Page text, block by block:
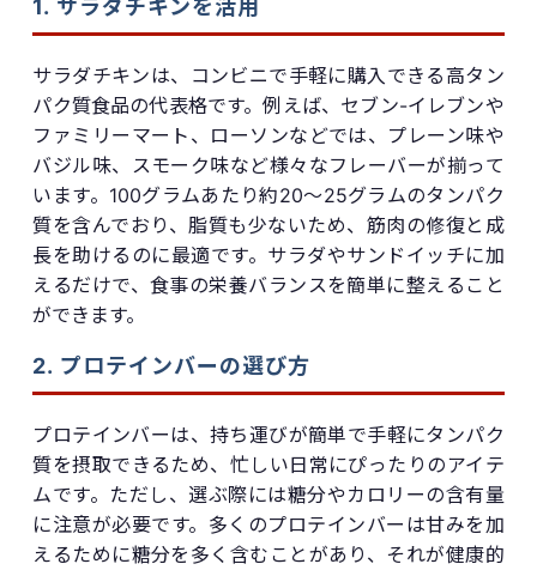
1. サラダチキンを活用
サラダチキンは、コンビニで手軽に購入できる高タン
パク質食品の代表格です。例えば、セブン-イレブンや
ファミリーマート、ローソンなどでは、プレーン味や
バジル味、スモーク味など様々なフレーバーが揃って
います。100グラムあたり約20〜25グラムのタンパク
質を含んでおり、脂質も少ないため、筋肉の修復と成
長を助けるのに最適です。サラダやサンドイッチに加
えるだけで、食事の栄養バランスを簡単に整えること
ができます。
2. プロテインバーの選び方
プロテインバーは、持ち運びが簡単で手軽にタンパク
質を摂取できるため、忙しい日常にぴったりのアイテ
ムです。ただし、選ぶ際には糖分やカロリーの含有量
に注意が必要です。多くのプロテインバーは甘みを加
えるために糖分を多く含むことがあり、それが健康的